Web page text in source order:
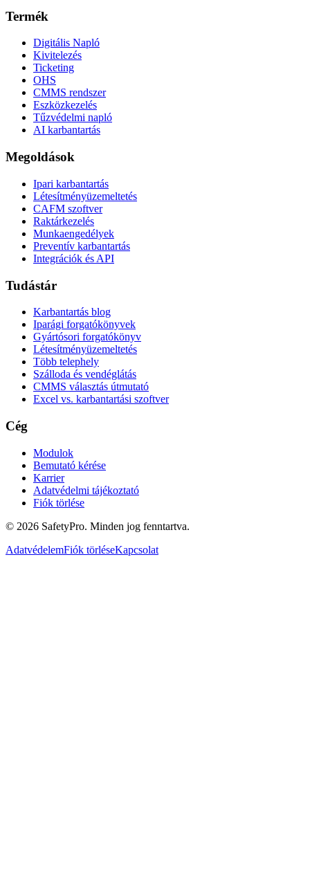
Termék
Digitális Napló
Kivitelezés
Ticketing
OHS
CMMS rendszer
Eszközkezelés
Tűzvédelmi napló
AI karbantartás
Megoldások
Ipari karbantartás
Létesítményüzemeltetés
CAFM szoftver
Raktárkezelés
Munkaengedélyek
Preventív karbantartás
Integrációk és API
Tudástár
Karbantartás blog
Iparági forgatókönyvek
Gyártósori forgatókönyv
Létesítményüzemeltetés
Több telephely
Szálloda és vendéglátás
CMMS választás útmutató
Excel vs. karbantartási szoftver
Cég
Modulok
Bemutató kérése
Karrier
Adatvédelmi tájékoztató
Fiók törlése
© 2026 SafetyPro. Minden jog fenntartva.
AdatvédelemFiók törléseKapcsolat